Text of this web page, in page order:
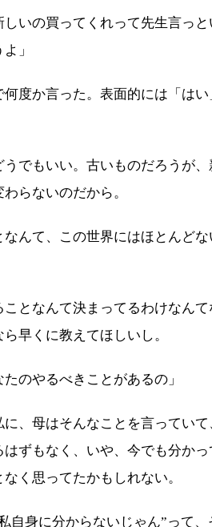
しいの買ってくれって先生言っ
」
度か言った。表面的には「は
でもいい。古いものだろうが、
らないのだから。
んて、この世界にはほとんどな
となんて決まってるわけなん
早くに教えてほしいし。
たのやるべきことがあるの」
に、母はそんなことを言ってい
ずもなく、いや、今でも分かっ
く思ってたかもしれない。
自身に分からないじゃん”って、